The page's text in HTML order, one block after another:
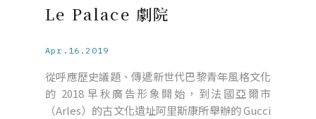
Le Palace 劇院
Apr.16.2019
從呼應歷史議題、傳遞新世代巴黎青年風格文化
的 2018 早秋廣告形象開始，到法國亞爾市
（Arles）的古文化遺址阿里斯康所舉辦的 Gucci